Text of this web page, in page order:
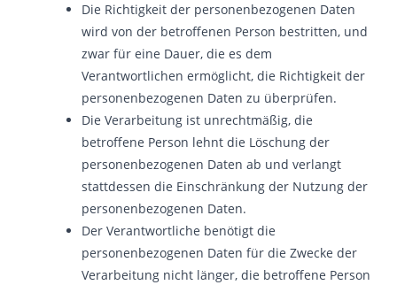
Die Richtigkeit der personenbezogenen Daten
wird von der betroffenen Person bestritten, und
zwar für eine Dauer, die es dem
Verantwortlichen ermöglicht, die Richtigkeit der
personenbezogenen Daten zu überprüfen.
Die Verarbeitung ist unrechtmäßig, die
betroffene Person lehnt die Löschung der
personenbezogenen Daten ab und verlangt
stattdessen die Einschränkung der Nutzung der
personenbezogenen Daten.
Der Verantwortliche benötigt die
personenbezogenen Daten für die Zwecke der
Verarbeitung nicht länger, die betroffene Person